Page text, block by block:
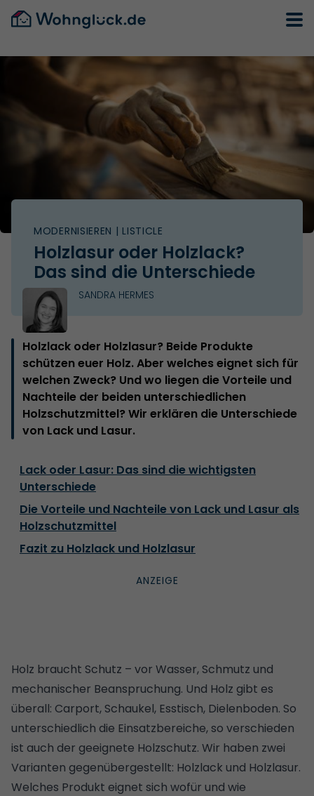
MODERNISIEREN | LISTICLE
Holzlasur oder Holzlack?
Das sind die Unterschiede
SANDRA HERMES
Holzlack oder Holzlasur? Beide Produkte
schützen euer Holz. Aber welches eignet sich für
welchen Zweck? Und wo liegen die Vorteile und
Nachteile der beiden unterschiedlichen
Holzschutzmittel? Wir erklären die Unterschiede
von Lack und Lasur.
Lack oder Lasur: Das sind die wichtigsten
Unterschiede
Die Vorteile und Nachteile von Lack und Lasur als
Holzschutzmittel
Fazit zu Holzlack und Holzlasur
Holz braucht Schutz – vor Wasser, Schmutz und
mechanischer Beanspruchung. Und Holz gibt es
überall: Carport, Schaukel, Esstisch, Dielenboden. So
unterschiedlich die Einsatzbereiche, so verschieden
ist auch der geeignete Holzschutz. Wir haben zwei
Varianten gegenübergestellt: Holzlack und Holzlasur.
Welches Produkt eignet sich wofür und wie